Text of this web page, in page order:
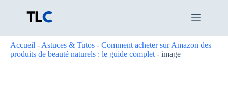
Accueil - Astuces & Tutos - Comment acheter sur Amazon des
produits de beauté naturels : le guide complet - image